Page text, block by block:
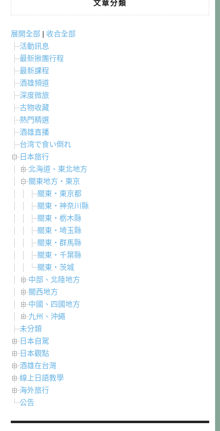
文章分類
展開全部 | 收合全部
活動訊息
最新揪團行程
最新課程
酒雄頻道
深度微旅
古物收藏
熱門精選
酒雄直播
台湾で食い倒れ
日本旅行
北海道、東北地方
關東地方・東京
關東・東京都
關東・神奈川縣
關東・栃木縣
關東・埼玉縣
關東・群馬縣
關東・千葉縣
關東・茨城
中部、北陸地方
關西地方
中國、四國地方
九州、沖繩
未分類
日本自駕
日本觀點
酒雄在台灣
線上日語教學
海外旅行
公告